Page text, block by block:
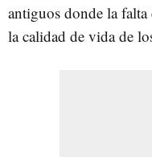
antiguos donde la falta
la calidad de vida de